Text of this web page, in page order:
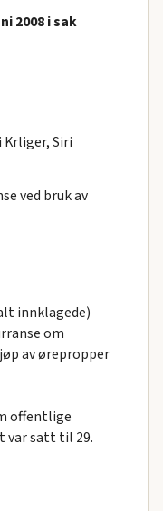
2008 i sak
Krliger, Siri
ved bruk av
innklagede)
om
av ørepropper
offentlige
var satt til 29.